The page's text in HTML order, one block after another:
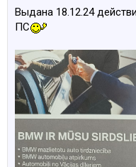
Выдана 18.12.24
ПС